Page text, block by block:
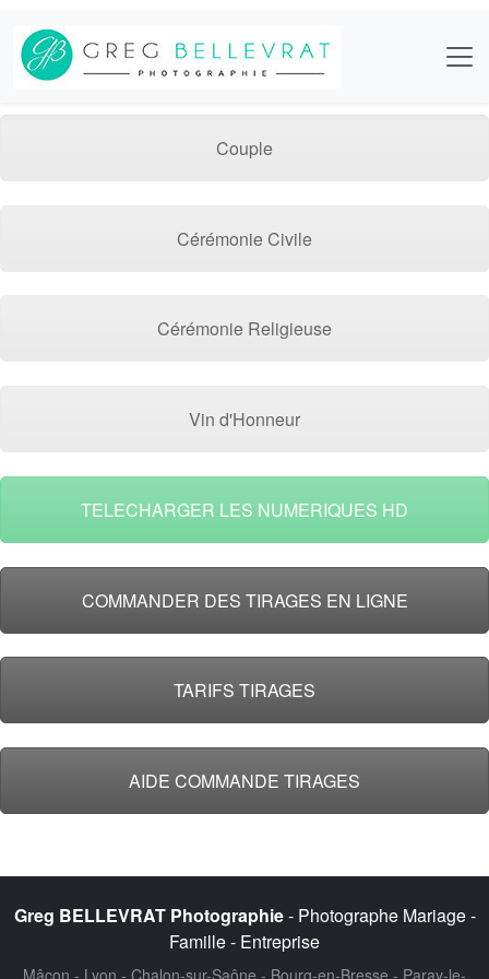
Couple
Cérémonie Civile
Cérémonie Religieuse
Vin d'Honneur
TELECHARGER LES NUMERIQUES HD
COMMANDER DES TIRAGES EN LIGNE
TARIFS TIRAGES
AIDE COMMANDE TIRAGES
Greg BELLEVRAT Photographie- Photographe Mariage -
Famille - Entreprise
Mâcon - Lyon - Chalon-sur-Saône - Bourg-en-Bresse - Paray-le-